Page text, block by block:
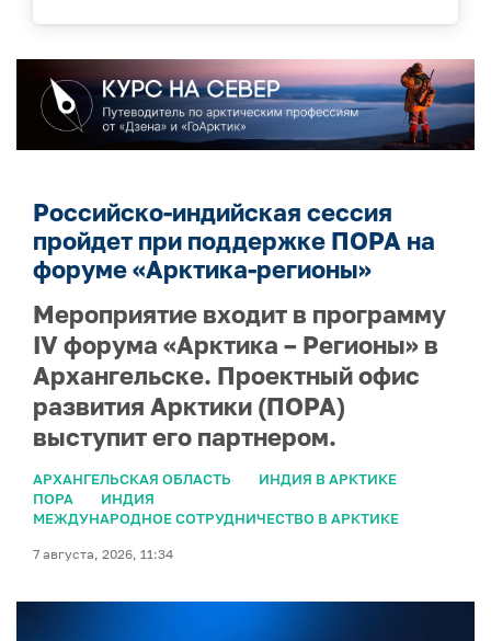
Российско-индийская сессия
пройдет при поддержке ПОРА на
форуме «Арктика-регионы»
Мероприятие входит в программу
IV форума «Арктика – Регионы» в
Архангельске. Проектный офис
развития Арктики (ПОРА)
выступит его партнером.
АРХАНГЕЛЬСКАЯ ОБЛАСТЬ
ИНДИЯ В АРКТИКЕ
ПОРА
ИНДИЯ
МЕЖДУНАРОДНОЕ СОТРУДНИЧЕСТВО В АРКТИКЕ
7 августа, 2026, 11:34